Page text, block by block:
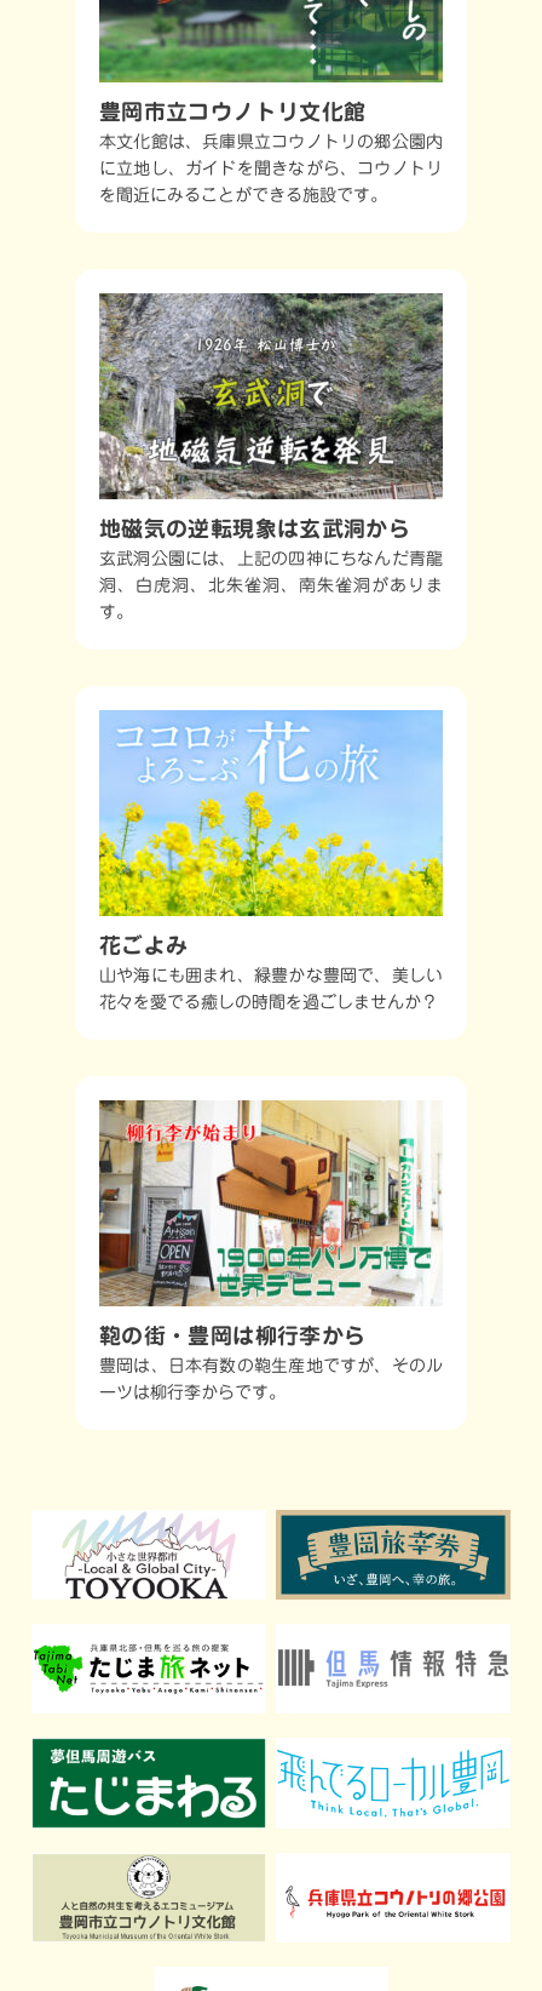
豊岡市立コウノトリ文化館
本文化館は、兵庫県立コウノトリの郷公園内
に立地し、ガイドを聞きながら、コウノトリ
を間近にみることができる施設です。
地磁気の逆転現象は玄武洞から
玄武洞公園には、上記の四神にちなんだ青龍
洞、白虎洞、北朱雀洞、南朱雀洞がありま
す。
花ごよみ
山や海にも囲まれ、緑豊かな豊岡で、美しい
花々を愛でる癒しの時間を過ごしませんか？
鞄の街・豊岡は柳行李から
豊岡は、日本有数の鞄生産地ですが、そのル
ーツは柳行李からです。